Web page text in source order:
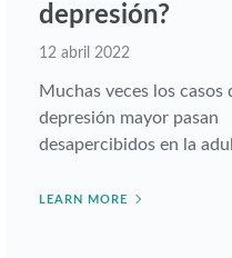
depresión?
12 abril 2022
Muchas veces los casos
depresión mayor pasan
desapercibidos en la
LEARN MORE